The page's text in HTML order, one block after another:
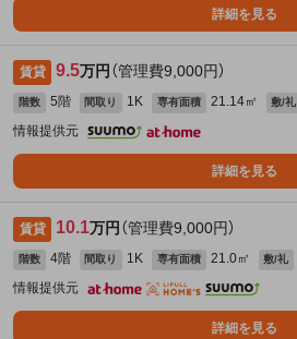
詳細を見る
賃貸 9.5万円 （管理費9,000円）
階数 5階 間取り 1K 専有面積 21.14㎡ 敷/礼
情報提供元
詳細を見る
賃貸 10.1万円 （管理費9,000円）
階数 4階 間取り 1K 専有面積 21.0㎡ 敷/礼
情報提供元
詳細を見る